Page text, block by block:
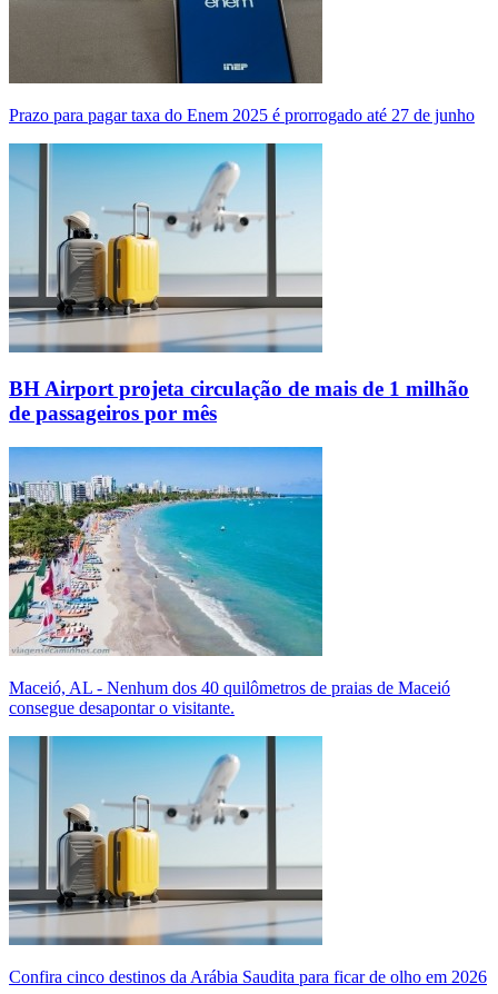
Prazo para pagar taxa do Enem 2025 é prorrogado até 27 de junho
BH Airport projeta circulação de mais de 1 milhão
de passageiros por mês
Maceió, AL - Nenhum dos 40 quilômetros de praias de Maceió
consegue desapontar o visitante.
Confira cinco destinos da Arábia Saudita para ficar de olho em 2026